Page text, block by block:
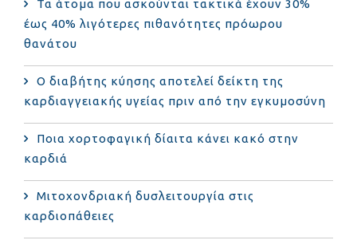
Τα άτομα που ασκούνται τακτικά έχουν 30%
έως 40% λιγότερες πιθανότητες πρόωρου
θανάτου
Ο διαβήτης κύησης αποτελεί δείκτη της
καρδιαγγειακής υγείας πριν από την εγκυμοσύνη
Ποια χορτοφαγική δίαιτα κάνει κακό στην
καρδιά
Μιτοχονδριακή δυσλειτουργία στις
καρδιοπάθειες